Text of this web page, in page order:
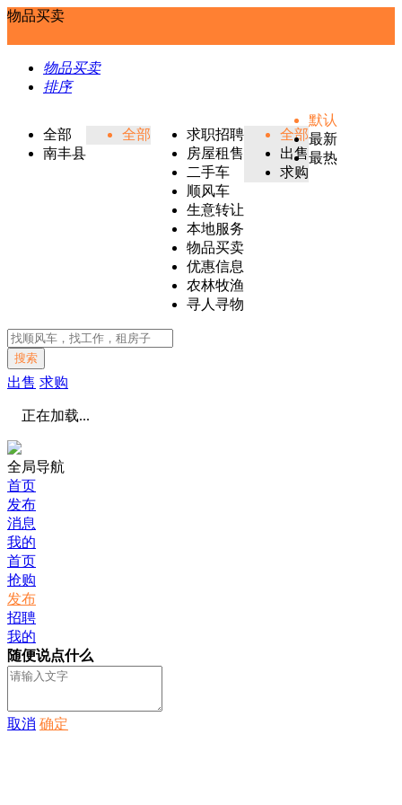
物品买卖
物品买卖
排序
全部
南丰县
全部
求职招聘
房屋租售
二手车
顺风车
生意转让
本地服务
物品买卖
优惠信息
农林牧渔
寻人寻物
全部
出售
求购
默认
最新
最热
搜索
出售 求购
正在加载...
全局导航
首页
发布
消息
我的
首页
抢购
发布
招聘
我的
随便说点什么
取消 确定